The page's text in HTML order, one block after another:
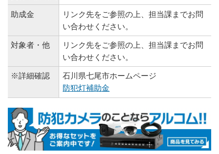
助成金
リンク先をご参照の上、担当課までお問
い合わせください。
対象者・他
リンク先をご参照の上、担当課までお問
い合わせください。
※詳細確認
石川県七尾市ホームページ
防犯灯補助金